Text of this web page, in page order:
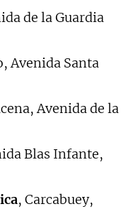
de la Guardia
Avenida Santa
Avenida de la
Blas Infante,
, Carcabuey,